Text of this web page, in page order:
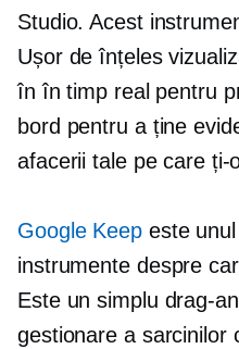
Studio. Acest
Ușor de înțeles
înîn timp real pentru
bord pentru a ține
afacerii tale pe care ți-
Google Keepeste unul
instrumente despre
Este un simplu drag-
gestionare a sarcinilor